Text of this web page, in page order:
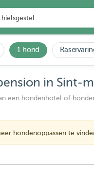
1 hond
in Sint-
een hondenhotel of
hondenoppassen te